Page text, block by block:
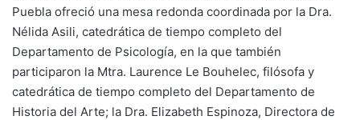
Puebla ofreció una mesa redonda coordinada por la Dra.
Nélida Asili, catedrática de tiempo completo del
Departamento de Psicología, en la que también
participaron la Mtra. Laurence Le Bouhelec, filósofa y
catedrática de tiempo completo del Departamento de
Historia del Arte; la Dra. Elizabeth Espinoza, Directora de